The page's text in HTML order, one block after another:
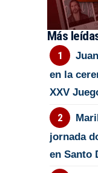
Más
en la
XXV
jornada
en Santo